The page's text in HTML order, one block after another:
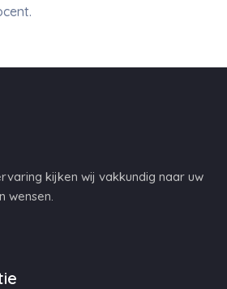
kijken wij vakkundig naar uw
wensen.